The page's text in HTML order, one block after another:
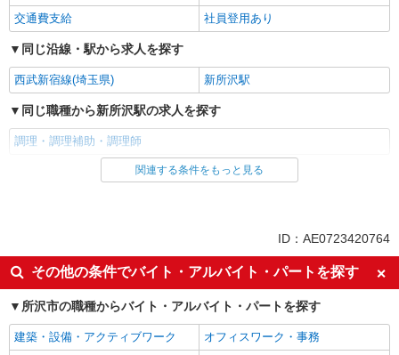
交通費支給
社員登用あり
同じ沿線・駅から求人を探す
西武新宿線(埼玉県) 新所沢駅
同じ職種から新所沢駅の求人を探す
調理・調理補助・調理師
同じ雇用形態から新所沢駅の求人を探す
未経験歓迎
高校生OK
フリーター歓迎
週2～3日勤務OK
短時間勤務（1日4h以内）OK
扶養内勤務OK
交通費支給
社員登用あり
関連する条件をもっと見る
ID：AE0723420764
その他の条件でバイト・アルバイト・パートを探す
所沢市の職種からバイト・アルバイト・パートを探す
建築・設備・アクティブワーク
オフィスワーク・事務